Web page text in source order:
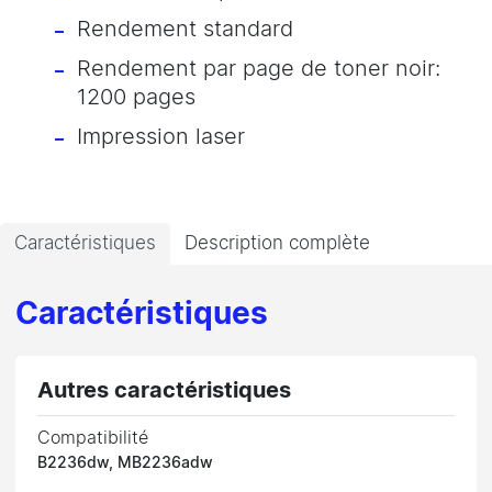
Rendement standard
Rendement par page de toner noir:
1200 pages
Impression laser
Caractéristiques Description complète
Caractéristiques
Autres caractéristiques
Compatibilité
B2236dw, MB2236adw